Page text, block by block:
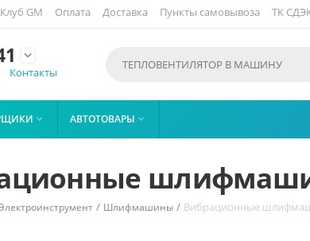
Клуб GM Оплата Доставка Пункты самовывоза ТК

Контакты
 АВТОТОВАРЫ 
/ Шлифмашины / Вибрационные